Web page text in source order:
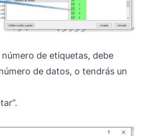
número de etiquetas, debe
de datos, o tendrás un